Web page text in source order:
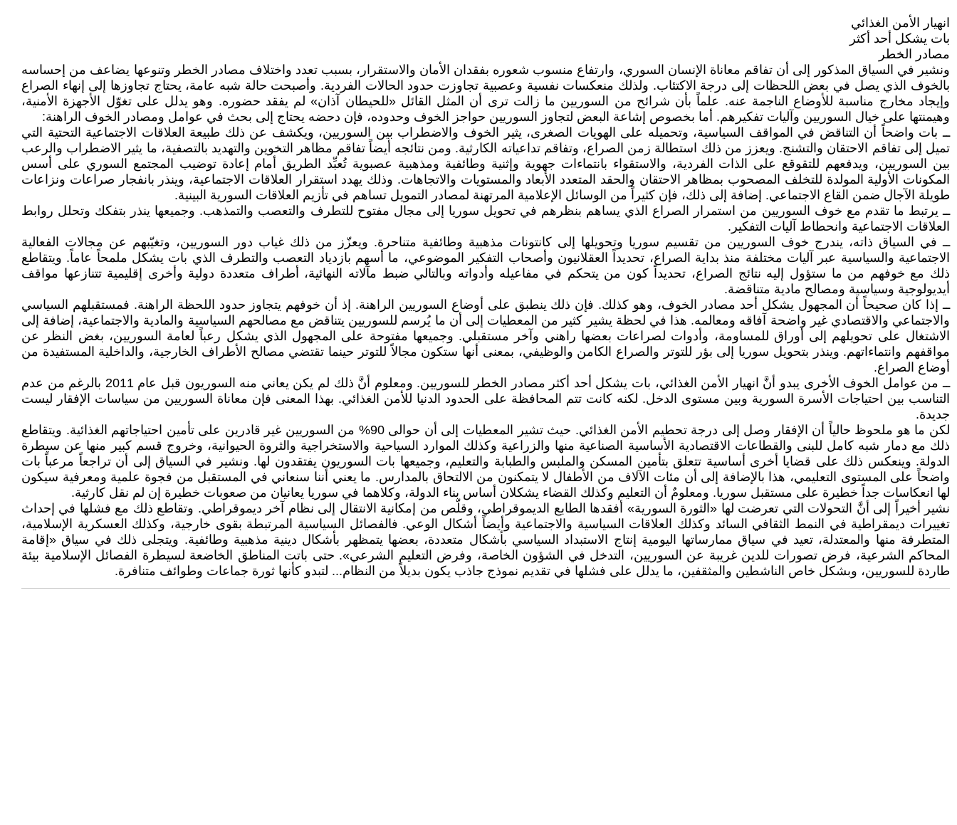
انهيار الأمن الغذائي
بات يشكل أحد أكثر
مصادر الخطر
ونشير في السياق المذكور إلى أن تفاقم معاناة الإنسان السوري، وارتفاع منسوب شعوره بفقدان الأمان والاستقرار، بسبب تعدد واختلاف مصادر الخطر وتنوعها يضاعف من إحساسه
بالخوف الذي يصل في بعض اللحظات إلى درجة الاكتئاب. ولذلك منعكسات نفسية وعصبية تجاوزت حدود الحالات الفردية. وأصبحت حالة شبه عامة، يحتاج تجاوزها إلى إنهاء الصراع
وإيجاد مخارج مناسبة للأوضاع الناجمة عنه. علماً بأن شرائح من السوريين ما زالت ترى أن المثل القائل «للحيطان آذان» لم يفقد حضوره. وهو يدلل على تغوّل الأجهزة الأمنية،
وهيمنتها على خيال السوريين وآليات تفكيرهم. أما بخصوص إشاعة البعض لتجاوز السوريين حواجز الخوف وحدوده، فإن دحضه يحتاج إلى بحث في عوامل ومصادر الخوف الراهنة:
ــ بات واضحاً أن التناقض في المواقف السياسية، وتحميله على الهويات الصغرى، يثير الخوف والاضطراب بين السوريين، ويكشف عن ذلك طبيعة العلاقات الاجتماعية التحتية التي
تميل إلى تفاقم الاحتقان والتشنج. ويعزز من ذلك استطالة زمن الصراع، وتفاقم تداعياته الكارثية. ومن نتائجه أيضاً تفاقم مظاهر التخوين والتهديد بالتصفية، ما يثير الاضطراب والرعب
بين السوريين، ويدفعهم للتقوقع على الذات الفردية، والاستقواء بانتماءات جهوية وإثنية وطائفية ومذهبية عصبوية تُعبِّد الطريق أمام إعادة توضيب المجتمع السوري على أسس
المكونات الأولية المولدة للتخلف المصحوب بمظاهر الاحتقان والحقد المتعدد الأبعاد والمستويات والاتجاهات. وذلك يهدد استقرار العلاقات الاجتماعية، وينذر بانفجار صراعات ونزاعات
طويلة الآجال ضمن القاع الاجتماعي. إضافة إلى ذلك، فإن كثيراً من الوسائل الإعلامية المرتهنة لمصادر التمويل تساهم في تأزيم العلاقات السورية البينية.
ــ يرتبط ما تقدم مع خوف السوريين من استمرار الصراع الذي يساهم بنظرهم في تحويل سوريا إلى مجال مفتوح للتطرف والتعصب والتمذهب. وجميعها ينذر بتفكك وتحلل روابط
العلاقات الاجتماعية وانحطاط آليات التفكير.
ــ في السياق ذاته، يندرج خوف السوريين من تقسيم سوريا وتحويلها إلى كانتونات مذهبية وطائفية متناحرة. ويعزّز من ذلك غياب دور السوريين، وتغيّبهم عن مجالات الفعالية
الاجتماعية والسياسية عبر آليات مختلفة منذ بداية الصراع، تحديداً العقلانيون وأصحاب التفكير الموضوعي، ما أسهم بازدياد التعصب والتطرف الذي بات يشكل ملمحاً عاماً. ويتقاطع
ذلك مع خوفهم من ما ستؤول إليه نتائج الصراع، تحديداً كون من يتحكم في مفاعيله وأدواته وبالتالي ضبط مآلاته النهائية، أطراف متعددة دولية وأخرى إقليمية تتنازعها مواقف
أيديولوجية وسياسية ومصالح مادية متناقضة.
ــ إذا كان صحيحاً أن المجهول يشكل أحد مصادر الخوف، وهو كذلك. فإن ذلك ينطبق على أوضاع السوريين الراهنة. إذ أن خوفهم يتجاوز حدود اللحظة الراهنة. فمستقبلهم السياسي
والاجتماعي والاقتصادي غير واضحة آفاقه ومعالمه. هذا في لحظة يشير كثير من المعطيات إلى أن ما يُرسم للسوريين يتناقض مع مصالحهم السياسية والمادية والاجتماعية، إضافة إلى
الاشتغال على تحويلهم إلى أوراق للمساومة، وأدوات لصراعات بعضها راهني وآخر مستقبلي. وجميعها مفتوحة على المجهول الذي يشكل رعباً لعامة السوريين، بغض النظر عن
مواقفهم وانتماءاتهم. وينذر بتحويل سوريا إلى بؤر للتوتر والصراع الكامن والوظيفي، بمعنى أنها ستكون مجالاً للتوتر حينما تقتضي مصالح الأطراف الخارجية، والداخلية المستفيدة من
أوضاع الصراع.
ــ من عوامل الخوف الأخرى يبدو أنَّ انهيار الأمن الغذائي، بات يشكل أحد أكثر مصادر الخطر للسوريين. ومعلوم أنَّ ذلك لم يكن يعاني منه السوريون قبل عام 2011 بالرغم من عدم
التناسب بين احتياجات الأسرة السورية وبين مستوى الدخل. لكنه كانت تتم المحافظة على الحدود الدنيا للأمن الغذائي. بهذا المعنى فإن معاناة السوريين من سياسات الإفقار ليست
جديدة.
لكن ما هو ملحوظ حالياً أن الإفقار وصل إلى درجة تحطيم الأمن الغذائي. حيث تشير المعطيات إلى أن حوالى 90% من السوريين غير قادرين على تأمين احتياجاتهم الغذائية. ويتقاطع
ذلك مع دمار شبه كامل للبنى والقطاعات الاقتصادية الأساسية الصناعية منها والزراعية وكذلك الموارد السياحية والاستخراجية والثروة الحيوانية، وخروج قسم كبير منها عن سيطرة
الدولة. وينعكس ذلك على قضايا أخرى أساسية تتعلق بتأمين المسكن والملبس والطبابة والتعليم، وجميعها بات السوريون يفتقدون لها. ونشير في السياق إلى أن تراجعاً مرعباً بات
واضحاً على المستوى التعليمي، هذا بالإضافة إلى أن مئات الآلاف من الأطفال لا يتمكنون من الالتحاق بالمدارس. ما يعني أننا سنعاني في المستقبل من فجوة علمية ومعرفية سيكون
لها انعكاسات جداً خطيرة على مستقبل سوريا. ومعلومٌ أن التعليم وكذلك القضاء يشكلان أساس بناء الدولة، وكلاهما في سوريا يعانيان من صعوبات خطيرة إن لم نقل كارثية.
نشير أخيراً إلى أنَّ التحولات التي تعرضت لها «الثورة السورية» أفقدها الطابع الديموقراطي، وقلّص من إمكانية الانتقال إلى نظام آخر ديموقراطي. وتقاطع ذلك مع فشلها في إحداث
تغييرات ديمقراطية في النمط الثقافي السائد وكذلك العلاقات السياسية والاجتماعية وأيضاً أشكال الوعي. فالفصائل السياسية المرتبطة بقوى خارجية، وكذلك العسكرية الإسلامية،
المتطرفة منها والمعتدلة، تعيد في سياق ممارساتها اليومية إنتاج الاستبداد السياسي بأشكال متعددة، بعضها يتمظهر بأشكال دينية مذهبية وطائفية. ويتجلى ذلك في سياق «إقامة
المحاكم الشرعية، فرض تصورات للدين غريبة عن السوريين، التدخل في الشؤون الخاصة، وفرض التعليم الشرعي». حتى باتت المناطق الخاضعة لسيطرة الفصائل الإسلامية بيئة
طاردة للسوريين، وبشكل خاص الناشطين والمثقفين، ما يدلل على فشلها في تقديم نموذج جاذب يكون بديلاً من النظام... لتبدو كأنها ثورة جماعات وطوائف متنافرة.